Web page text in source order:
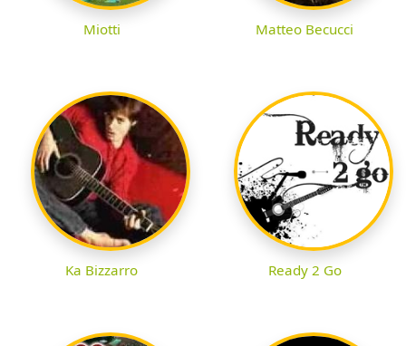
Miotti Matteo Becucci
Ka Bizzarro Ready 2 Go